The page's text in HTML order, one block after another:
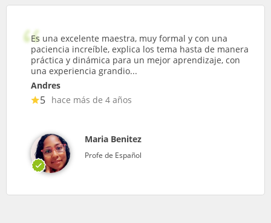
Es una excelente maestra, muy formal y con una
paciencia increíble, explica los tema hasta de manera
práctica y dinámica para un mejor aprendizaje, con
una experiencia grandio...
Andres
5 hace más de 4 años
Maria Benitez
Profe de Español